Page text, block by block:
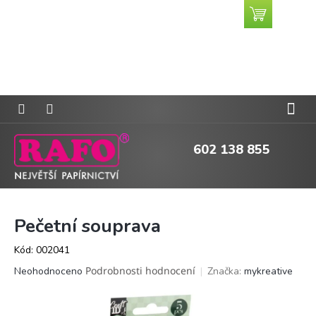
602 138 855
Nákupní
košík
Pečetní souprava
Kód: 002041
Průměrné
Neohodnoceno Podrobnosti hodnocení Značka: mykreative